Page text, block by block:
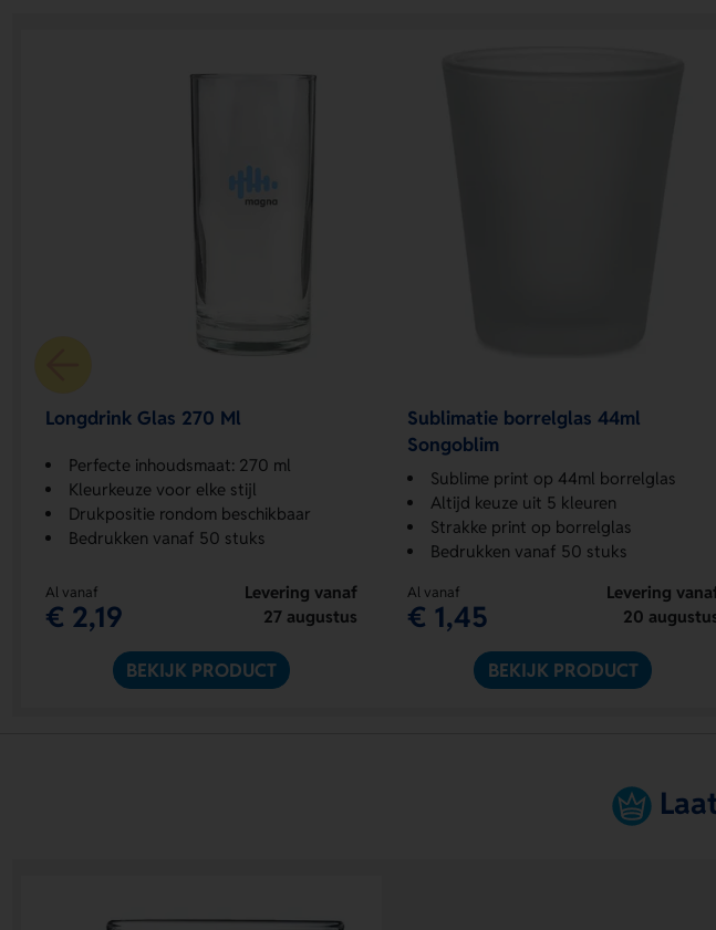
Longdrink Glas 270 Ml
Perfecte inhoudsmaat: 270 ml
Kleurkeuze voor elke stijl
Drukpositie rondom beschikbaar
Bedrukken vanaf 50 stuks
Al vanaf
€ 2,19
Levering vanaf
27 augustus
BEKIJK PRODUCT
Sublimatie borrelglas 44ml
Songoblim
Sublime print op 44ml borrelglas
Altijd keuze uit 5 kleuren
Strakke print op borrelglas
Bedrukken vanaf 50 stuks
Al vanaf
€ 1,45
Levering
20
BEKIJK PRODUCT